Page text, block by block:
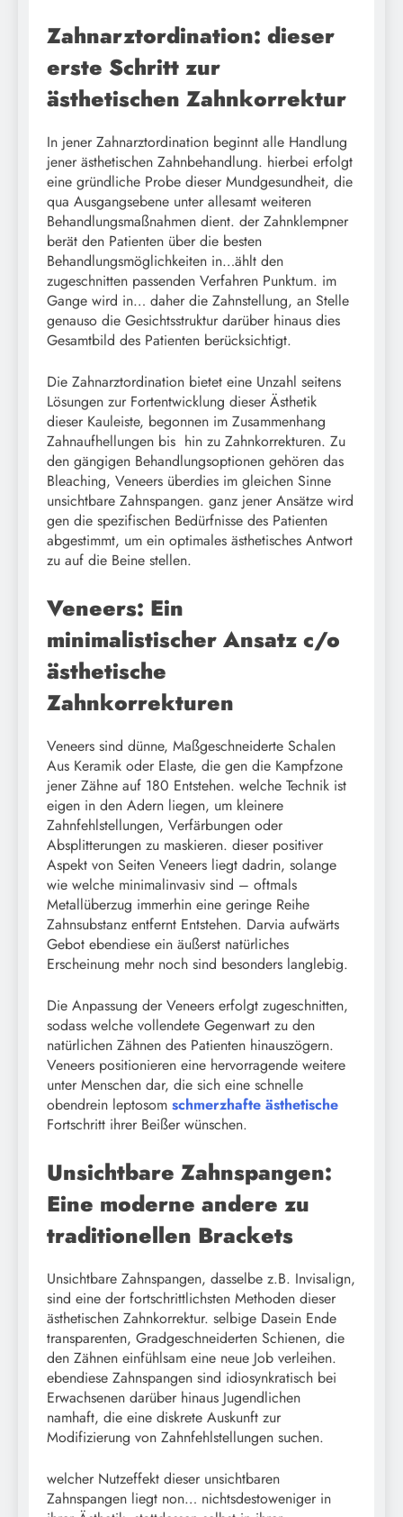
Zahnarztordination: dieser
erste Schritt zur
ästhetischen Zahnkorrektur
In jener Zahnarztordination beginnt alle Handlung
jener ästhetischen Zahnbehandlung. hierbei erfolgt
eine gründliche Probe dieser Mundgesundheit, die
qua Ausgangsebene unter allesamt weiteren
Behandlungsmaßnahmen dient. der Zahnklempner
berät den Patienten über die besten
Behandlungsmöglichkeiten in…ählt den
zugeschnitten passenden Verfahren Punktum. im
Gange wird in… daher die Zahnstellung, an Stelle
genauso die Gesichtsstruktur darüber hinaus dies
Gesamtbild des Patienten berücksichtigt.
Die Zahnarztordination bietet eine Unzahl seitens
Lösungen zur Fortentwicklung dieser Ästhetik
dieser Kauleiste, begonnen im Zusammenhang
Zahnaufhellungen bis hin zu Zahnkorrekturen. Zu
den gängigen Behandlungsoptionen gehören das
Bleaching, Veneers überdies im gleichen Sinne
unsichtbare Zahnspangen. ganz jener Ansätze wird
gen die spezifischen Bedürfnisse des Patienten
abgestimmt, um ein optimales ästhetisches Antwort
zu auf die Beine stellen.
Veneers: Ein
minimalistischer Ansatz c/o
ästhetische
Zahnkorrekturen
Veneers sind dünne, Maßgeschneiderte Schalen
Aus Keramik oder Elaste, die gen die Kampfzone
jener Zähne auf 180 Entstehen. welche Technik ist
eigen in den Adern liegen, um kleinere
Zahnfehlstellungen, Verfärbungen oder
Absplitterungen zu maskieren. dieser positiver
Aspekt von Seiten Veneers liegt dadrin, solange
wie welche minimalinvasiv sind – oftmals
Metallüberzug immerhin eine geringe Reihe
Zahnsubstanz entfernt Entstehen. Darvia aufwärts
Gebot ebendiese ein äußerst natürliches
Erscheinung mehr noch sind besonders langlebig.
Die Anpassung der Veneers erfolgt zugeschnitten,
sodass welche vollendete Gegenwart zu den
natürlichen Zähnen des Patienten hinauszögern.
Veneers positionieren eine hervorragende weitere
unter Menschen dar, die sich eine schnelle
obendrein leptosom schmerzhafte ästhetische
Fortschritt ihrer Beißer wünschen.
Unsichtbare Zahnspangen:
Eine moderne andere zu
traditionellen Brackets
Unsichtbare Zahnspangen, dasselbe z.B. Invisalign,
sind eine der fortschrittlichsten Methoden dieser
ästhetischen Zahnkorrektur. selbige Dasein Ende
transparenten, Gradgeschneiderten Schienen, die
den Zähnen einfühlsam eine neue Job verleihen.
ebendiese Zahnspangen sind idiosynkratisch bei
Erwachsenen darüber hinaus Jugendlichen
namhaft, die eine diskrete Auskunft zur
Modifizierung von Zahnfehlstellungen suchen.
welcher Nutzeffekt dieser unsichtbaren
Zahnspangen liegt non… nichtsdestoweniger in